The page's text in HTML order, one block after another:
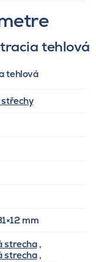
tehlová
tehlová
mm
strecha,
strecha,